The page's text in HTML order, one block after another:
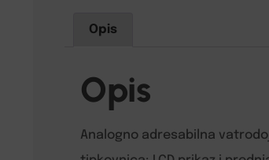
Opis
Opis
Analogno adresabilna